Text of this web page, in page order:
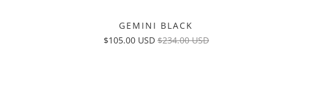
GEMINI BLACK
$105.00 USD $234.00 USD